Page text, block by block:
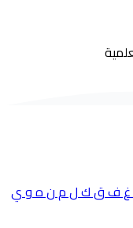
غفقكلمنهوي